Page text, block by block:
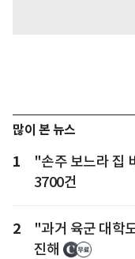
많이 본 뉴스
1
"손주 보느라 집
3700건
2
"과거 육군 대학
진해